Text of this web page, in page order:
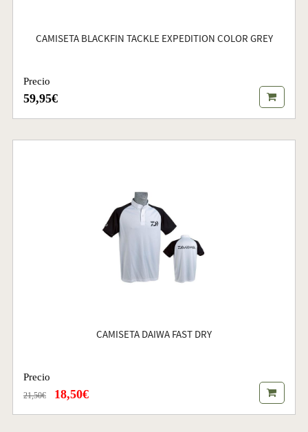
CAMISETA BLACKFIN TACKLE EXPEDITION COLOR GREY
Precio
59,95€
CAMISETA DAIWA FAST DRY
Precio
21,50€ 18,50€